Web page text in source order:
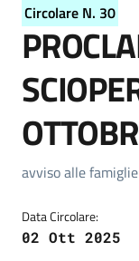
Circolare N. 30
Dettagli
avviso alle famiglie
Data Circolare:
02 Ott 2025